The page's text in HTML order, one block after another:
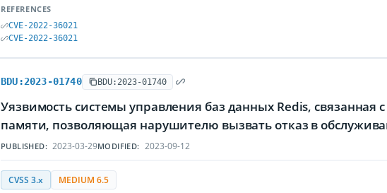
REFERENCES
CVE-2022-36021
CVE-2022-36021
BDU:2023-01740 BDU:2023-01740
Уязвимость системы управления баз данных Redis,
памяти, позволяющая нарушителю вызвать отказ в
PUBLISHED: 2023-03-29MODIFIED: 2023-09-12
CVSS 3.x MEDIUM 6.5